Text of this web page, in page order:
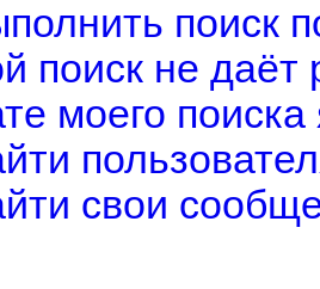
поиск
поиск не даёт
моего
свои